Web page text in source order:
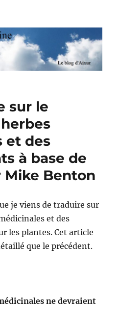
sur le
et des
à base de
Mike Benton
je viens de traduire sur
et des
les plantes. Cet article
que le précédent.
ne devraient